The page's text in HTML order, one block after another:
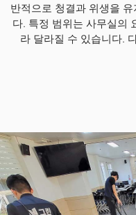
반적으로 청결과 위생을
다. 특정 범위는 사무실의
라 달라질 수 있습니다.